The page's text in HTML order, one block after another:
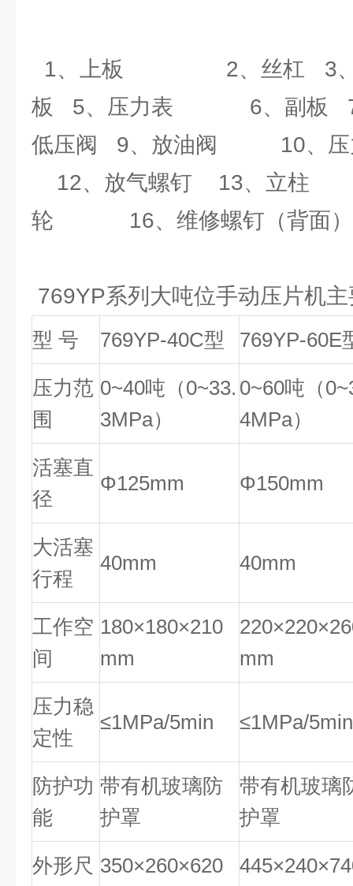
1、上板 2、丝杠 3
板 5、压力表 6、副
低压阀 9、放油阀 10、压
12、放气螺钉 13、立柱
轮 16、维修螺钉（背面）
769YP系列大吨位手动压片机
型 号 769YP-40C型 769YP-60E
压力范
围
0~40吨（0~33.
3MPa）
0~60吨（
4MPa）
活塞直
径
Φ125mm Φ150mm
大活塞
行程
40mm 40mm
工作空
间
180×180×210
mm
mm
压力稳
定性
≤1MPa/5min ≤1MPa/5min
防护功
能
带有机玻璃防
护罩
带有机玻璃
护罩
外形尺 350×260×620